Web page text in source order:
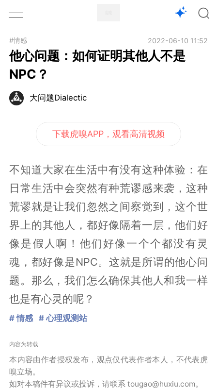
1X
#情感 2022-06-10 11:52
他心问题：如何证明其他人不是
NPC？
大问题Dialectic
下载虎嗅APP，观看高清视频
不知道大家在生活中有没有这种体验：在
日常生活中会突然有种荒谬感来袭，这种
荒谬就是让我们忽然之间察觉到，这个世
界上的其他人，都好像隔着一层，他们好
像是假人啊！他们好像一个个都没有灵
魂，都好像是NPC。这就是所谓的他心问
题。那么，我们怎么确保其他人和我一样
也是有心灵的呢？
# 情感 # 心理观测站
内容为转载
本内容由作者授权发布，观点仅代表作者本人，不代表虎
嗅立场。
如对本稿件有异议或投诉，请联系 tougao@huxiu.com。